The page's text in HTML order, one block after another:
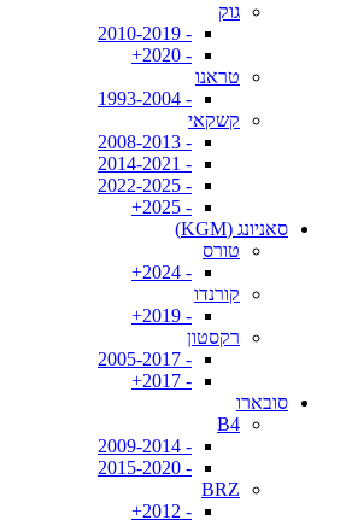
גוק
- 2010-2019
- 2020+
טראנו
- 1993-2004
קשקאי
- 2008-2013
- 2014-2021
- 2022-2025
- 2025+
סאניונג (KGM)
טורס
- 2024+
קורנדו
- 2019+
רקסטון
- 2005-2017
- 2017+
סובארו
B4
- 2009-2014
- 2015-2020
BRZ
- 2012+